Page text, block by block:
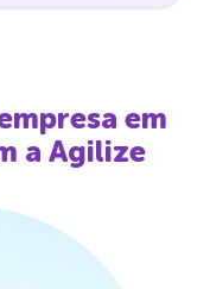
em
a Agilize